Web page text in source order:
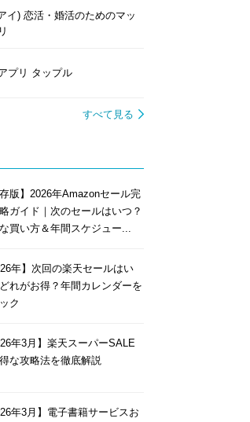
イ) 恋活・婚活のためのマッ
プリ タップル
すべて見る
存版】2026年Amazonセール完
ガイド｜次のセールはいつ？
買い方＆年間スケジュー...
年】次回の楽天セールはい
れがお得？年間カレンダーを
ク
年3月】楽天スーパーSALE
な攻略法を徹底解説
年3月】電子書籍サービスお